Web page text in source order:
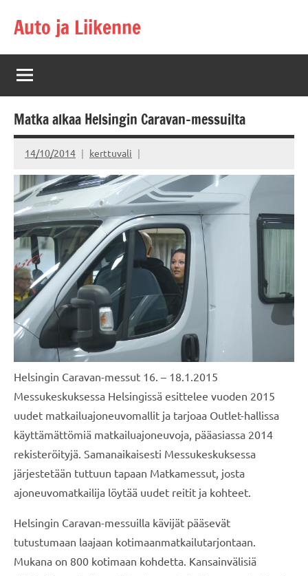
Auto ja Liikenne
Matka alkaa Helsingin Caravan-messuilta
14/10/2014 kerttuvali
Helsingin Caravan-messut 16. – 18.1.2015
Messukeskuksessa Helsingissä esittelee vuoden 2015
uudet matkailuajoneuvomallit ja tarjoaa Outlet-hallissa
käyttämättömiä matkailuajoneuvoja, pääasiassa 2014
rekisteröityjä. Samanaikaisesti Messukeskuksessa
järjestetään tuttuun tapaan Matkamessut, josta
ajoneuvomatkailija löytää uudet reitit ja kohteet.
Helsingin Caravan-messuilla kävijät pääsevät
tutustumaan laajaan kotimaanmatkailutarjontaan.
Mukana on 800 kotimaan kohdetta. Kansainvälisiä